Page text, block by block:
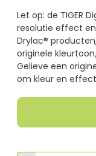
Let op: de TIGER
resolutie effect en
Drylac®
originele
Gelieve een
om kleur en